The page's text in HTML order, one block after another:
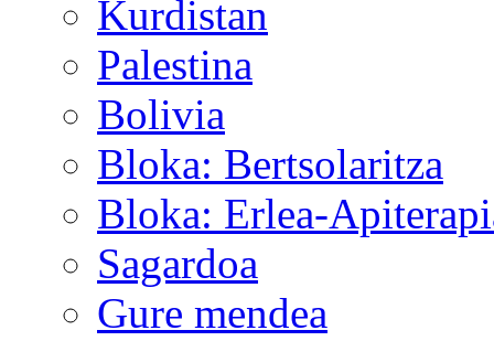
Kurdistan
Palestina
Bolivia
Bloka: Bertsolaritza
Bloka: Erlea-
Sagardoa
Gure mendea